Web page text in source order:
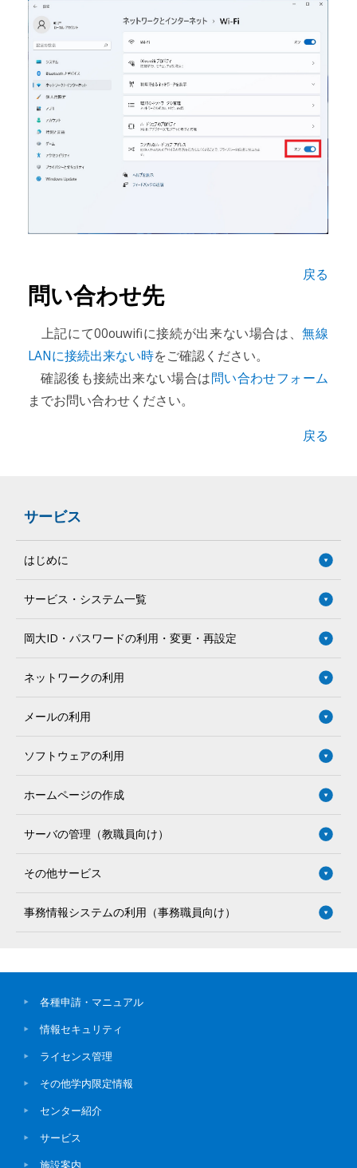
戻る
問い合わせ先
上記にて00ouwifiに接続が出来ない場合は、無線
LANに接続出来ない時をご確認ください。
確認後も接続出来ない場合は問い合わせフォーム
までお問い合わせください。
戻る
サービス
はじめに
サービス・システム一覧
岡大ID・パスワードの利用・変更・再設定
ネットワークの利用
メールの利用
ソフトウェアの利用
ホームページの作成
サーバの管理（教職員向け）
その他サービス
事務情報システムの利用（事務職員向け）
各種申請・マニュアル
情報セキュリティ
ライセンス管理
その他学内限定情報
センター紹介
サービス
施設案内